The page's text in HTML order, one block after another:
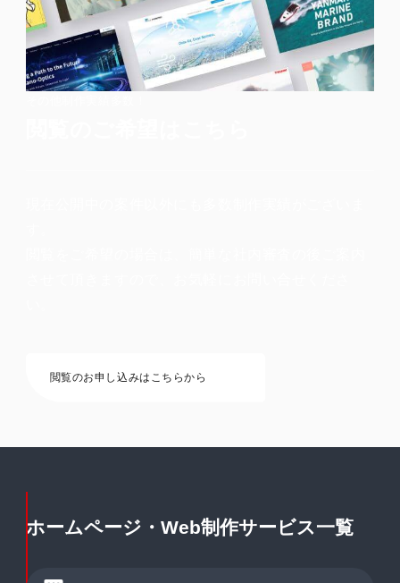
閲覧のお申し込みはこちらから
ホームページ・Web制作サービス一覧